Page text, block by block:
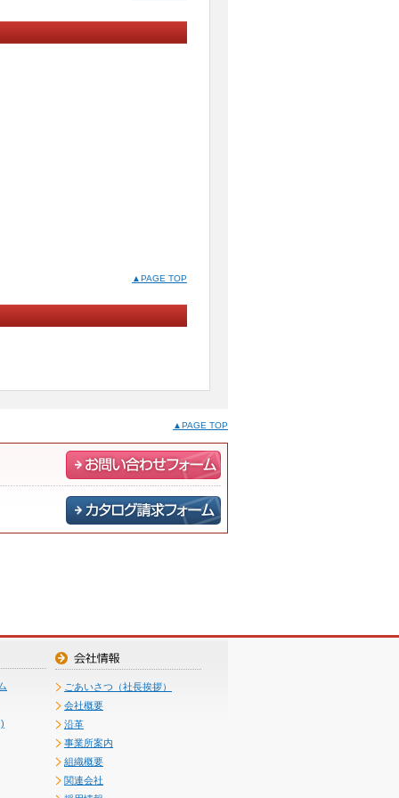
▲PAGE TOP
▲PAGE TOP
ごあいさつ（社長挨拶）
会社概要
沿革
事業所案内
組織概要
関連会社